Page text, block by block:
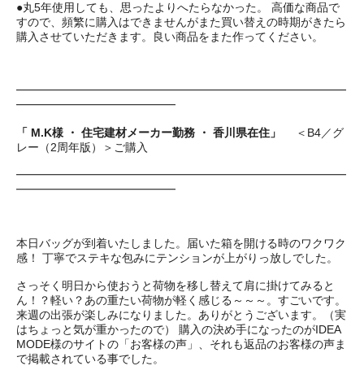
●丸5年使用しても、思ったよりへたらなかった。 高価な商品で
すので、頻繁に購入はできませんがまた買い替えの時期がきたら
購入させていただきます。良い商品をまた作ってください。
━━━━━━━━━━━━━━━━━━━━━━━━━━━━━
━━━━━━━━━━━━━━
「 M.K様 ・ 住宅建材メーカー勤務 ・ 香川県在住」
＜B4／グ
レー（2周年版）＞ご購入
━━━━━━━━━━━━━━━━━━━━━━━━━━━━━
━━━━━━━━━━━━━━
本日バッグが到着いたしました。届いた箱を開ける時のワクワク
感！ 丁寧でステキな包みにテンションが上がりっ放しでした。
さっそく明日から使おうと荷物を移し替えて肩に掛けてみると
ん！？軽い？あの重たい荷物が軽く感じる～～～。すごいです。
来週の出張が楽しみになりました。ありがとうございます。（実
はちょっと気が重かったので） 購入の決め手になったのがIDEA
MODE様のサイトの「お客様の声」、それも返品のお客様の声ま
で掲載されている事でした。